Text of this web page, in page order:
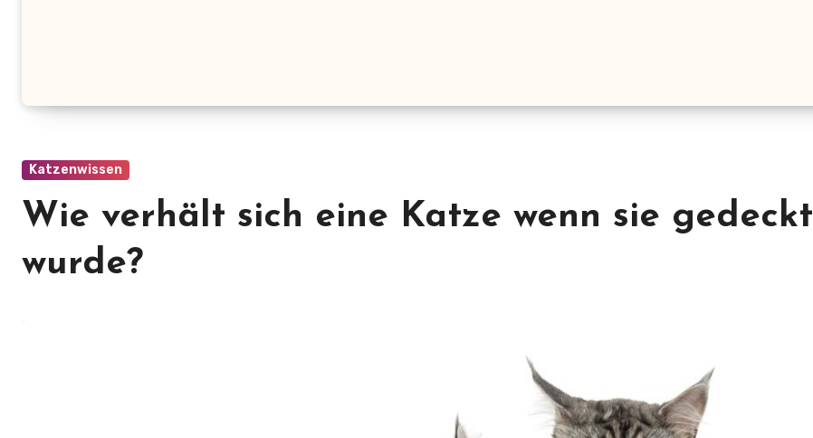
Katzenwissen
Wie verhält sich eine Katze wenn sie gedeckt
wurde?